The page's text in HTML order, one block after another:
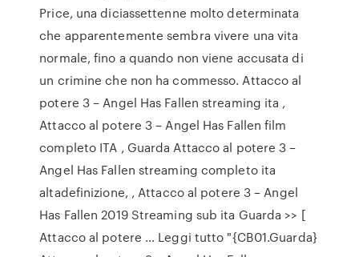
Price, una diciassettenne molto determinata
che apparentemente sembra vivere una vita
normale, fino a quando non viene accusata di
un crimine che non ha commesso. Attacco al
potere 3 – Angel Has Fallen streaming ita ,
Attacco al potere 3 – Angel Has Fallen film
completo ITA , Guarda Attacco al potere 3 –
Angel Has Fallen streaming completo ita
altadefinizione, , Attacco al potere 3 – Angel
Has Fallen 2019 Streaming sub ita Guarda >> [
Attacco al potere … Leggi tutto "{CB01.Guarda}